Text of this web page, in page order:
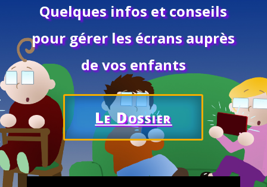
Quelques infos et conseils
pour gérer les écrans auprès
de vos enfants
Le Dossier